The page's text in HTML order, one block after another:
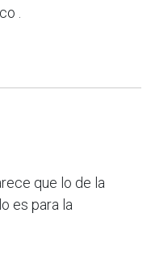
.
que lo de la
es para la